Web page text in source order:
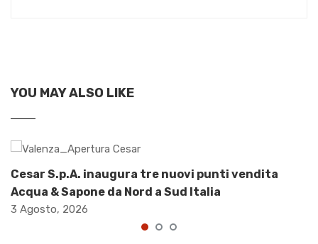
YOU MAY ALSO LIKE
Cesar S.p.A. inaugura tre nuovi punti vendita
Acqua & Sapone da Nord a Sud Italia
3 Agosto, 2026